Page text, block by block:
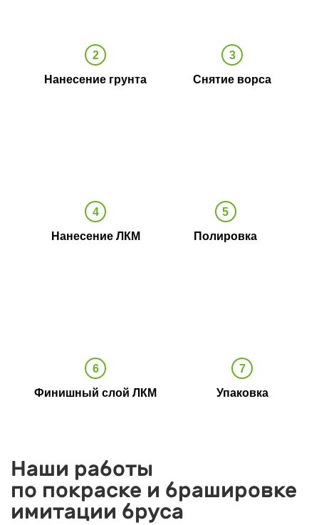
Нанесение грунта Снятие ворса
Нанесение ЛКМ Полировка
Финишный слой ЛКМ Упаковка
Наши работы
по покраске и брашировке
имитации бруса